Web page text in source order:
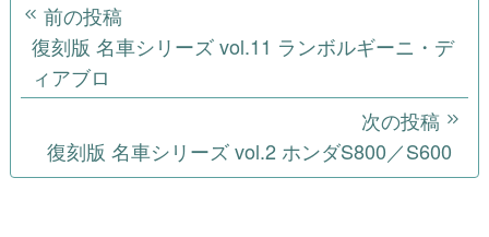
ナ
ゲ
前の投稿
復刻版 名車シリーズ vol.11 ランボルギーニ・デ
ィアブロ
次の投稿
復刻版 名車シリーズ vol.2 ホンダS800／S600